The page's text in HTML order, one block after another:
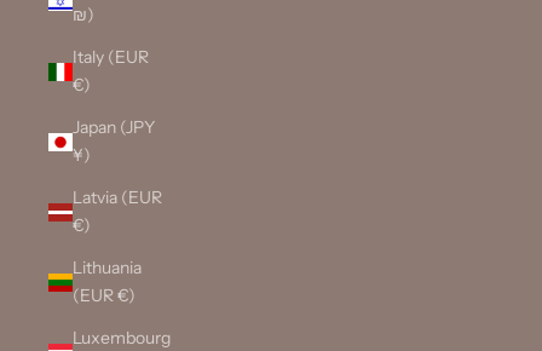
₪)
Italy (EUR
€)
Japan (JPY
¥)
Latvia (EUR
€)
Lithuania
(EUR €)
Luxembourg